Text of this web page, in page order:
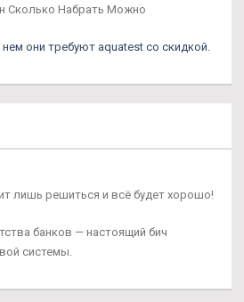
Сколько Набрать Можно
они требуют aquatest со скидкой.
лишь решиться и всё будет хорошо!
банков — настоящий бич
системы.